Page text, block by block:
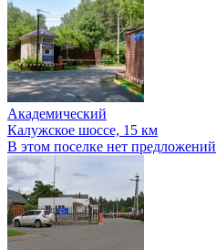
Академический
Калужское шоссе, 15 км
В этом поселке нет предложений